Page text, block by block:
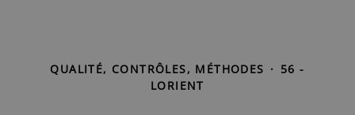
QUALITÉ, CONTRÔLES, MÉTHODES · 56 -
LORIENT